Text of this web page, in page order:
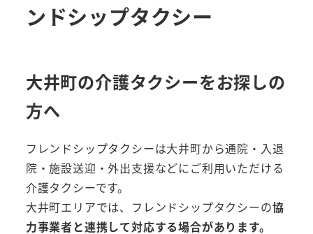
ンドシップタクシー
大井町の介護タクシーをお探しの
方へ
フレンドシップタクシーは大井町から通院・入退
院・施設送迎・外出支援などにご利用いただける
介護タクシーです。
大井町エリアでは、フレンドシップタクシーの協
力事業者と連携して対応する場合があります。